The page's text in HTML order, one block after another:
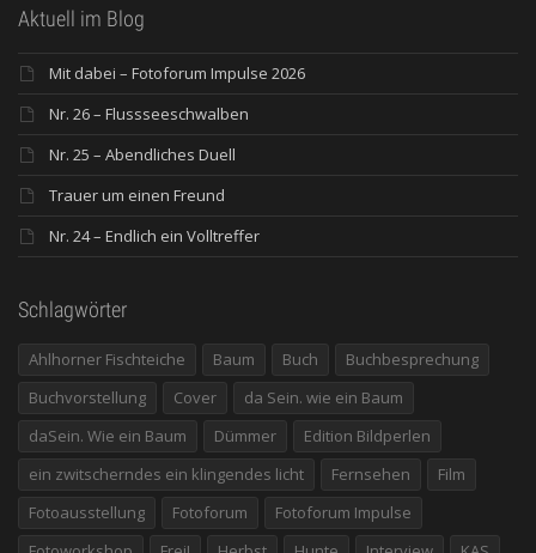
Aktuell im Blog
Mit dabei – Fotoforum Impulse 2026
Nr. 26 – Flussseeschwalben
Nr. 25 – Abendliches Duell
Trauer um einen Freund
Nr. 24 – Endlich ein Volltreffer
Schlagwörter
Ahlhorner Fischteiche Baum Buch
Buchbesprechung
Buchvorstellung
Cover
da Sein. wie ein Baum
daSein. Wie ein Baum
Dümmer
Edition Bildperlen
ein zwitscherndes ein klingendes licht
Fernsehen
Film
Fotoausstellung
Fotoforum
Fotoforum Impulse